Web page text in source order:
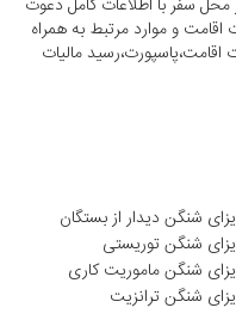
و موارد مرتبط به همراه
مالیات
شنگن دیدار از بستگان
شنگن توریستی
شنگن ماموریت کاری
شنگن ترانزیت